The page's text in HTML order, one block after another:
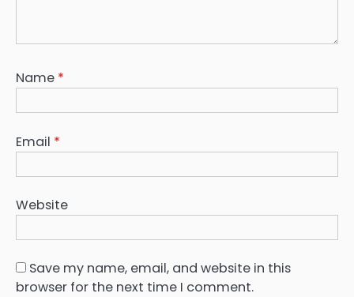
Name *
Email *
Website
Save my name, email, and website in this
browser for the next time I comment.